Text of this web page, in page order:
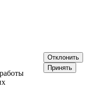
Отклонить
Принять